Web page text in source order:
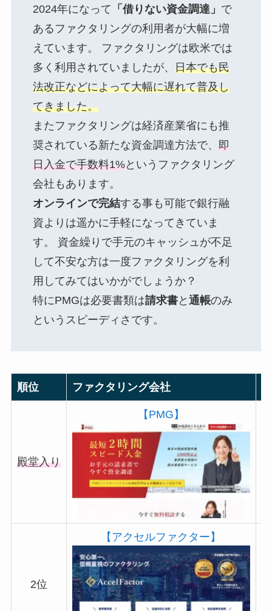
2024年になって 「借りない資金調達」 で
あるファクタリングの利用者が大幅に増
えています。 ファクタリングは欧米では
多く利用されていましたが、 日本でも民
法改正などによって大幅に遅れて普及し
てきました。
またファクタリングは経済産業省にも推
奨されている新たな資金調達方法で、 即
日入金で手数料1%というファクタリング
会社もあります。
オンラインで完結する事も可能で銀行融
資よりは遥かに手軽になってきていま
す。 資金繰りで手元のキャッシュが不足
して不安な方は一度ファクタリングを利
用してみてはいかがでしょうか？
特にPMGは必要書類は請求書と 通帳のみ
というスピーディさです。
順位 ファクタリング会社
殿堂入り
【PMG】
2位
【アクセルファクター】